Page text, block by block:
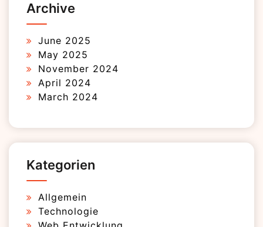
Archive
June 2025
May 2025
November 2024
April 2024
March 2024
Kategorien
Allgemein
Technologie